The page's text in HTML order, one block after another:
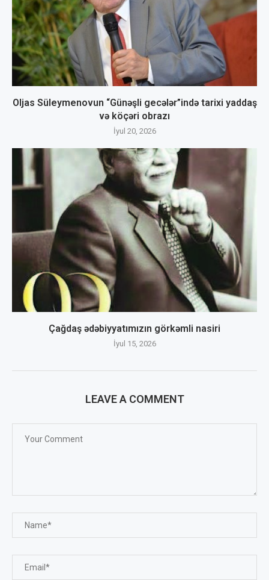
Oljas Süleymenovun “Günəşli gecələr”ində tarixi yaddaş
və köçəri obrazı
İyul 20, 2026
Çağdaş ədəbiyyatımızın görkəmli nasiri
İyul 15, 2026
LEAVE A COMMENT